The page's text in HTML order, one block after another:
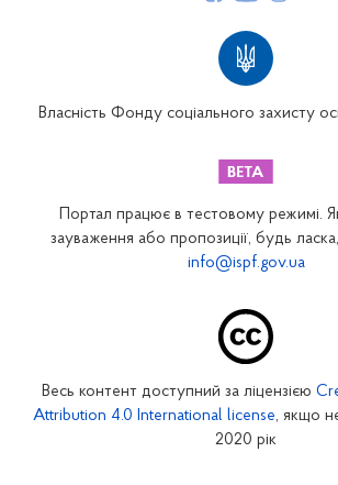
Закарпатське відділення
Запорізьке відділення
Кіровоградське відділення
Власність Фонду соціального захисту
Портал працює в тестовому режимі.
зауваження або пропозиції, будь
info@ispf.gov.ua
Весь контент доступний за ліцензією
Attribution 4.0 International license, якщо
2020 рік